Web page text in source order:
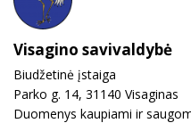
Visagino savivaldybė
Biudžetinė įstaiga
Parko g. 14, 31140 Visaginas
Duomenys kaupiami ir